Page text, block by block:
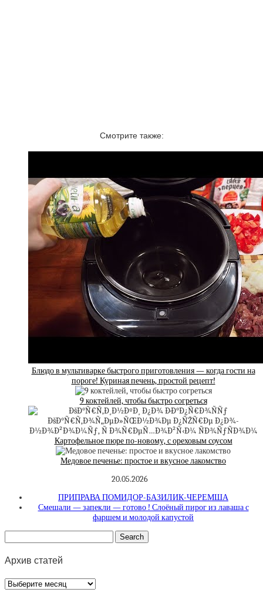
Смотрите также:
Блюдо в мультиварке быстрого приготовления — когда гости на
пороге! Куриная печень, простой рецепт!
9 коктейлей, чтобы быстро согреться
Картофельное пюре по-новому, с ореховым соусом
Медовое печенье: простое и вкусное лакомство
20.05.2026
ПРИПРАВА ПОМИДОР-БАЗИЛИК-ЧЕРЕМША
Смешали — запекли — готово ! Слоёный пирог из лаваша с
фаршем и молодой капустой
Архив статей
Архив
статей